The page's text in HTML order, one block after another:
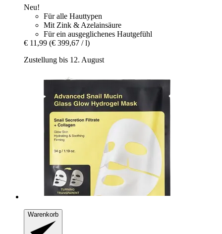
Neu!
Für alle Hauttypen
Mit Zink & Azelainsäure
Für ein ausgeglichenes Hautgefühl
€ 11,99 (€ 399,67 / l)
Zustellung bis 12. August
Warenkorb